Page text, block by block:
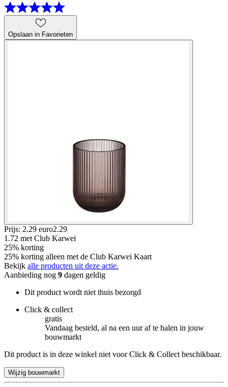
Opslaan in Favorieten
Prijs: 2.29 euro2.29
1.72 met Club Karwei
25% korting
25% korting alleen met de Club Karwei Kaart
Bekijk alle producten uit deze actie.
Aanbieding nog 9 dagen geldig
Dit product wordt niet thuis bezorgd
Click & collect
gratis
Vandaag besteld, al na een uur af te halen in jouw
bouwmarkt
Dit product is in deze winkel niet voor Click & Collect beschikbaar.
Wijzig bouwmarkt